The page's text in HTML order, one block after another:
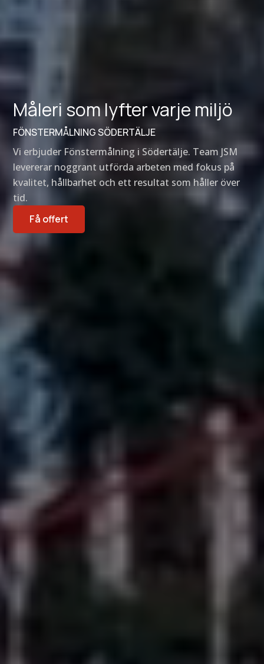
Måleri som lyfter varje miljö
FÖNSTERMÅLNING SÖDERTÄLJE
Vi erbjuder Fönstermålning i Södertälje. Team JSM
levererar noggrant utförda arbeten med fokus på
kvalitet, hållbarhet och ett resultat som håller över
tid.
Få offert